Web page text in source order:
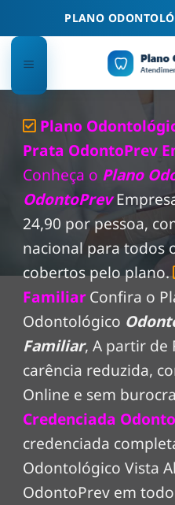
PLANO
Plano
Prata OdontoPrev
Conheça o Plano
OdontoPrev
24,90 por pessoa,
nacional para todos
cobertos pelo plano.
FamiliarConfira o
Odontológico
Familiar, A partir de
carência reduzida,
Online e sem
Credenciada
credenciada
Odontológico Vista
OdontoPrev em